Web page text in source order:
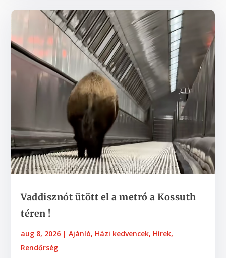
Vaddisznót ütött el a metró a Kossuth
téren !
aug 8, 2026 |Ajánló, Házi kedvencek, Hírek,
Rendőrség